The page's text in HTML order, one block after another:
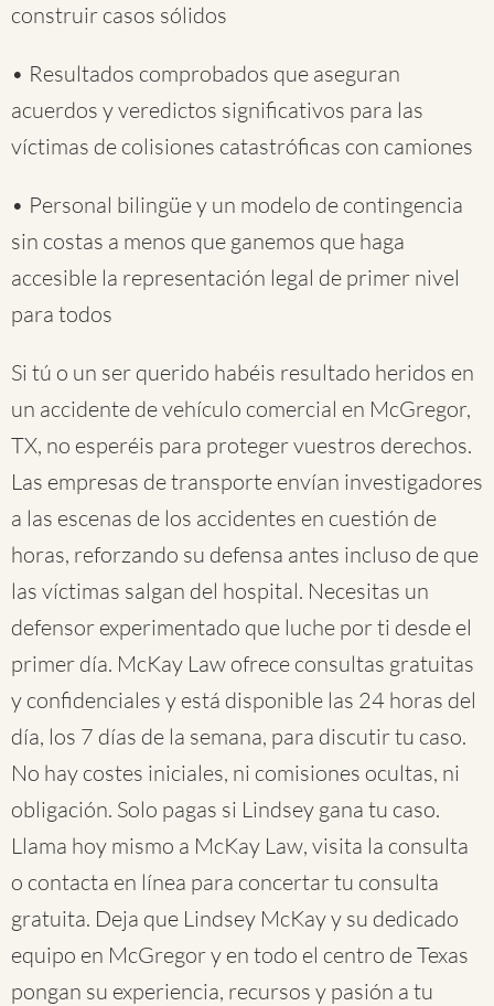
construir casos sólidos
• Resultados comprobados que aseguran
acuerdos y veredictos significativos para las
víctimas de colisiones catastróficas con camiones
• Personal bilingüe y un modelo de contingencia
sin costas a menos que ganemos que haga
accesible la representación legal de primer nivel
para todos
Si tú o un ser querido habéis resultado heridos en
un accidente de vehículo comercial en McGregor,
TX, no esperéis para proteger vuestros derechos.
Las empresas de transporte envían investigadores
a las escenas de los accidentes en cuestión de
horas, reforzando su defensa antes incluso de que
las víctimas salgan del hospital. Necesitas un
defensor experimentado que luche por ti desde el
primer día. McKay Law ofrece consultas gratuitas
y confidenciales y está disponible las 24 horas del
día, los 7 días de la semana, para discutir tu caso.
No hay costes iniciales, ni comisiones ocultas, ni
obligación. Solo pagas si Lindsey gana tu caso.
Llama hoy mismo a McKay Law, visita la consulta
o contacta en línea para concertar tu consulta
gratuita. Deja que Lindsey McKay y su dedicado
equipo en McGregor y en todo el centro de Texas
pongan su experiencia, recursos y pasión a tu